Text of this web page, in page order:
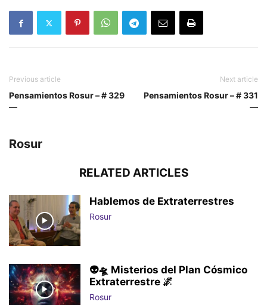
Previous article
Pensamientos Rosur – # 329
—
Next article
Pensamientos Rosur – # 331
—
Rosur
RELATED ARTICLES
Hablemos de Extraterrestres
Rosur
👽🛸 Misterios del Plan Cósmico
Extraterrestre 🌌
Rosur